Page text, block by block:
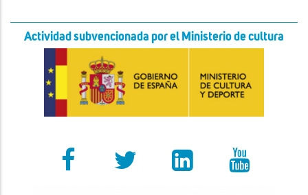
Actividad subvencionada por el Ministerio de cultura